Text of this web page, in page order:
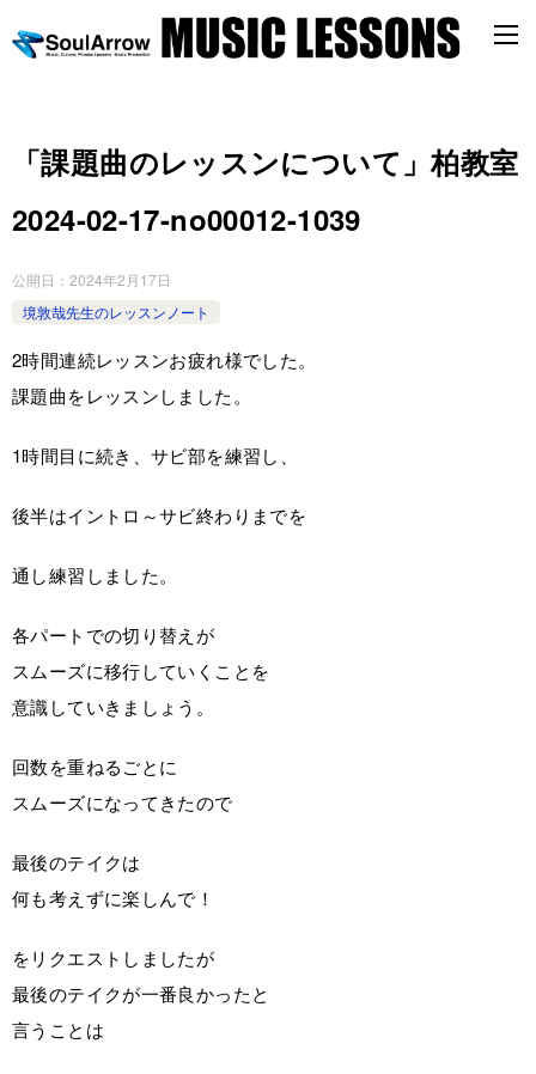
「課題曲のレッスンについて」柏教室
2024-02-17-no00012-1039
公開日： 2024年2月17日
境敦哉先生のレッスンノート
2時間連続レッスンお疲れ様でした。
課題曲をレッスンしました。
1時間目に続き、サビ部を練習し、
後半はイントロ～サビ終わりまでを
通し練習しました。
各パートでの切り替えが
スムーズに移行していくことを
意識していきましょう。
回数を重ねるごとに
スムーズになってきたので
最後のテイクは
何も考えずに楽しんで！
をリクエストしましたが
最後のテイクが一番良かったと
言うことは